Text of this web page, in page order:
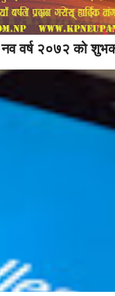
नव वर्ष २०७२ को